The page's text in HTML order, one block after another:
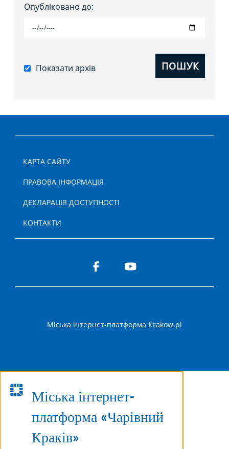
Опубліковано до:
Показати архів ПОШУК
КАРТА САЙТУ
ПРАВОВА ІНФОРМАЦІЯ
ДЕКЛАРАЦІЯ ДОСТУПНОСТІ
КОНТАКТИ
Міська інтернет-платформа Krakow.pl
Міська інтернет-
платформа «Чарівний
Краків»